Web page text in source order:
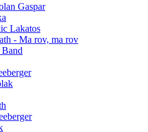
Gaspar
Lakatos
- Ma rov, ma rov
Band